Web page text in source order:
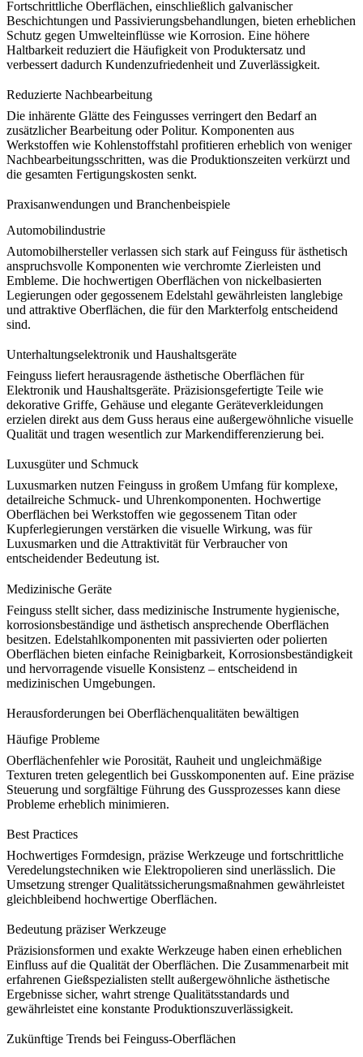
Fortschrittliche Oberflächen, einschließlich galvanischer
Beschichtungen und Passivierungsbehandlungen, bieten erheblichen
Schutz gegen Umwelteinflüsse wie Korrosion. Eine höhere
Haltbarkeit reduziert die Häufigkeit von Produktersatz und
verbessert dadurch Kundenzufriedenheit und Zuverlässigkeit.
Reduzierte Nachbearbeitung
Die inhärente Glätte des Feingusses verringert den Bedarf an
zusätzlicher Bearbeitung oder Politur. Komponenten aus
Werkstoffen wie Kohlenstoffstahl profitieren erheblich von weniger
Nachbearbeitungsschritten, was die Produktionszeiten verkürzt und
die gesamten Fertigungskosten senkt.
Praxisanwendungen und Branchenbeispiele
Automobilindustrie
Automobilhersteller verlassen sich stark auf Feinguss für ästhetisch
anspruchsvolle Komponenten wie verchromte Zierleisten und
Embleme. Die hochwertigen Oberflächen von nickelbasierten
Legierungen oder gegossenem Edelstahl gewährleisten langlebige
und attraktive Oberflächen, die für den Markterfolg entscheidend
sind.
Unterhaltungselektronik und Haushaltsgeräte
Feinguss liefert herausragende ästhetische Oberflächen für
Elektronik und Haushaltsgeräte. Präzisionsgefertigte Teile wie
dekorative Griffe, Gehäuse und elegante Geräteverkleidungen
erzielen direkt aus dem Guss heraus eine außergewöhnliche visuelle
Qualität und tragen wesentlich zurMarkendifferenzierung bei.
Luxusgüter und Schmuck
Luxusmarken nutzen Feinguss in großem Umfang für komplexe,
detailreiche Schmuck- und Uhrenkomponenten. Hochwertige
Oberflächen bei Werkstoffen wie gegossenem Titan oder
Kupferlegierungen verstärken die visuelle Wirkung, was für
Luxusmarken und die Attraktivität für Verbraucher von
entscheidender Bedeutung ist.
Medizinische Geräte
Feinguss stellt sicher, dass medizinische Instrumente hygienische,
korrosionsbeständige und ästhetisch ansprechende Oberflächen
besitzen. Edelstahlkomponenten mit passivierten oder polierten
Oberflächen bieten einfache Reinigbarkeit, Korrosionsbeständigkeit
und hervorragende visuelle Konsistenz – entscheidend in
medizinischen Umgebungen.
Herausforderungen bei Oberflächenqualitäten bewältigen
Häufige Probleme
Oberflächenfehler wie Porosität, Rauheit und ungleichmäßige
Texturen treten gelegentlich bei Gusskomponenten auf. Eine präzise
Steuerung und sorgfältige Führung des Gussprozesses kann diese
Probleme erheblich minimieren.
Best Practices
Hochwertiges Formdesign, präzise Werkzeuge und fortschrittliche
Veredelungstechniken wie Elektropolieren sind unerlässlich. Die
Umsetzung strenger Qualitätssicherungsmaßnahmen gewährleistet
gleichbleibend hochwertige Oberflächen.
Bedeutung präziser Werkzeuge
Präzisionsformen und exakte Werkzeuge haben einen erheblichen
Einfluss auf die Qualität der Oberflächen. Die Zusammenarbeit mit
erfahrenen Gießspezialisten stellt außergewöhnliche ästhetische
Ergebnisse sicher, wahrt strenge Qualitätsstandards und
gewährleistet eine konstante Produktionszuverlässigkeit.
Zukünftige Trends bei Feinguss-Oberflächen